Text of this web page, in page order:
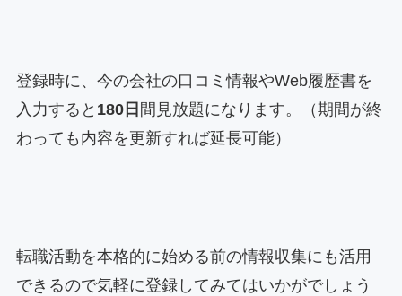
登録時に、今の会社の口コミ情報やWeb履歴書を
入力すると 180日 間見放題になります。（期間が終
わっても内容を更新すれば延長可能）
転職活動を本格的に始める前の情報収集にも活用
できるので気軽に登録してみてはいかがでしょう